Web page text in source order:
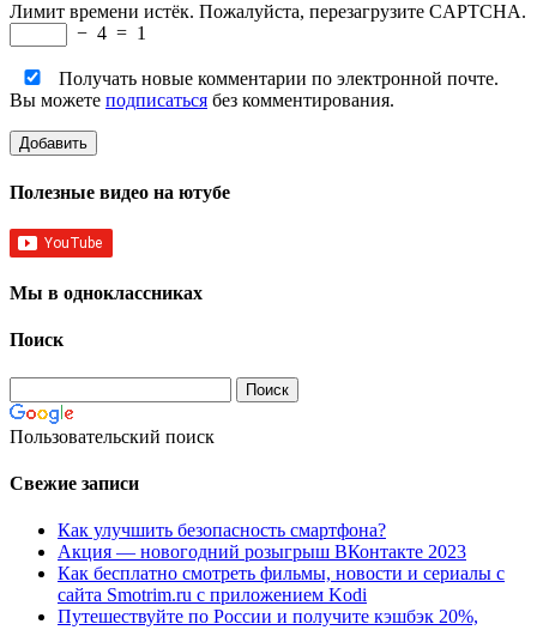
Лимит времени истёк. Пожалуйста, перезагрузите CAPTCHA.
− 4 = 1
Получать новые комментарии по электронной почте.
Вы можете подписаться без комментирования.
Полезные видео на ютубе
Мы в одноклассниках
Поиск
Пользовательский поиск
Свежие записи
Как улучшить безопасность смартфона?
Акция — новогодний розыгрыш ВКонтакте 2023
Как бесплатно смотреть фильмы, новости и сериалы с
сайта Smotrim.ru с приложением Kodi
Путешествуйте по России и получите кэшбэк 20%,